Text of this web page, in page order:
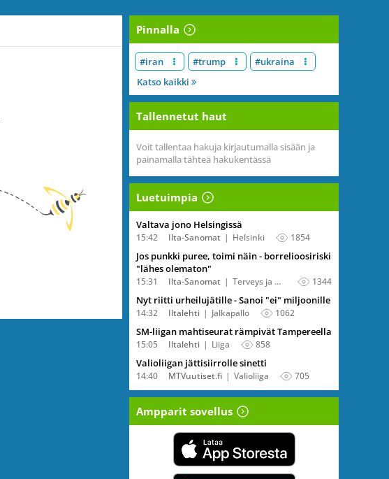
Pinnalla
#iran #trump
#ukraina
Katso kaikki
Tallennetut haut
Voit tallentaa hakuja kirjautumalla sisään ja
painamalla tähteä hakukentässä
Luetuimpia
Valtava jono Helsingissä
15:42 Ilta-Sanomat Helsinki 1854
Jos punkki puree, toimi näin - borrelioosiriski
"lähes olematon"
15:31 Ilta-Sanomat Terveys ja hyvinvointi 1344
Nyt riitti urheilujätille - Sanoi "ei" miljoonille
14:32 Iltalehti Jalkapallo 1062
SM-liigan mahtiseurat rämpivät Tampereella
15:05 Iltalehti Liiga 858
Valioliigan jättisiirrolle sinetti
14:40 MTVuutiset.fi Valioliiga 705
Ampparit sovellus